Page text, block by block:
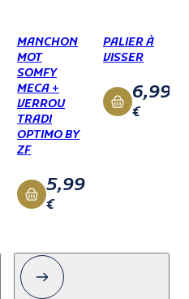
MANCHON
MOT
SOMFY
MECA +
VERROU
TRADI
OPTIMO BY
ZF
5,99
€
PALIER À
VISSER
6,99
€